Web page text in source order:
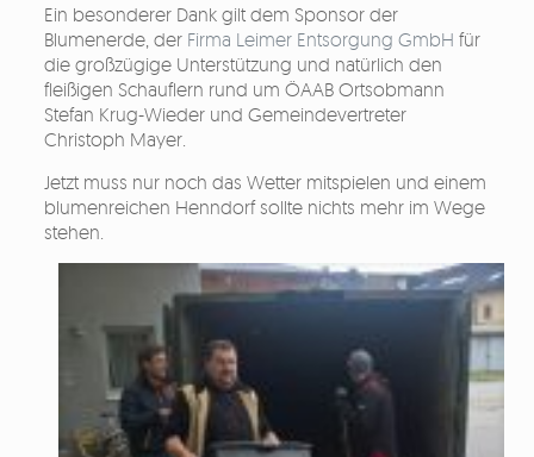
Ein besonderer Dank gilt dem Sponsor der
Blumenerde, der Firma Leimer Entsorgung GmbH für
die großzügige Unterstützung und natürlich den
fleißigen Schauflern rund um ÖAAB Ortsobmann
Stefan Krug-Wieder und Gemeindevertreter
Christoph Mayer.
Jetzt muss nur noch das Wetter mitspielen und einem
blumenreichen Henndorf sollte nichts mehr im Wege
stehen.